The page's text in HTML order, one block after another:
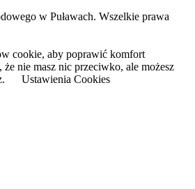
w Puławach. Wszelkie prawa
cookie, aby poprawić komfort
że nie masz nic przeciwko, ale możesz
Ustawienia Cookies